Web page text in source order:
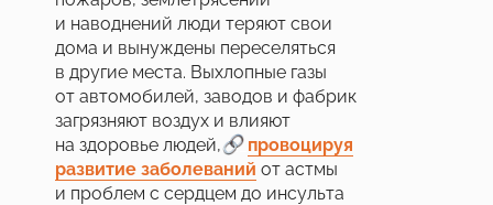
и наводнений люди теряют свои
дома и вынуждены переселяться
в другие места. Выхлопные газы
от автомобилей, заводов и фабрик
загрязняют воздух и влияют
на здоровье людей,___ провоцируя
развитие заболеваний от астмы
и проблем с сердцем до инсульта